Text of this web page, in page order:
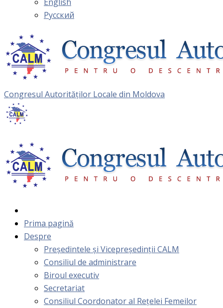
Русский
Congresul Autorităţilor Locale din Moldova
Prima pagină
Despre
Președintele și Vicepreședinții CALM
Consiliul de administrare
Biroul executiv
Secretariat
Consiliul Coordonator al Rețelei Femeilor